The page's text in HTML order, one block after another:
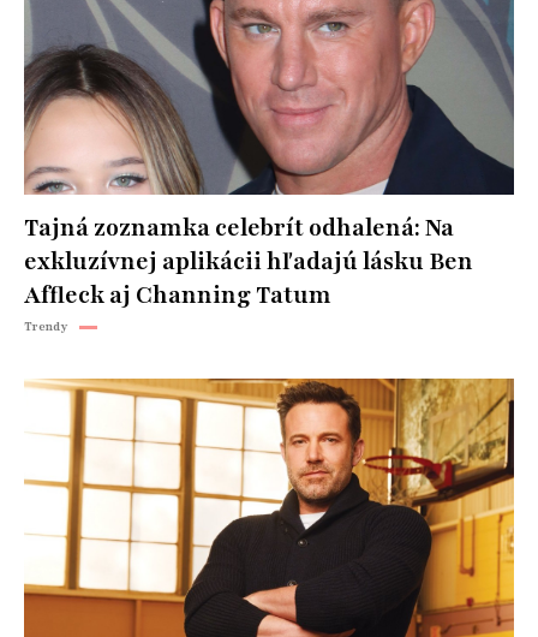
Tajná zoznamka celebrít odhalená: Na
exkluzívnej aplikácii hľadajú lásku Ben
Affleck aj Channing Tatum
Trendy